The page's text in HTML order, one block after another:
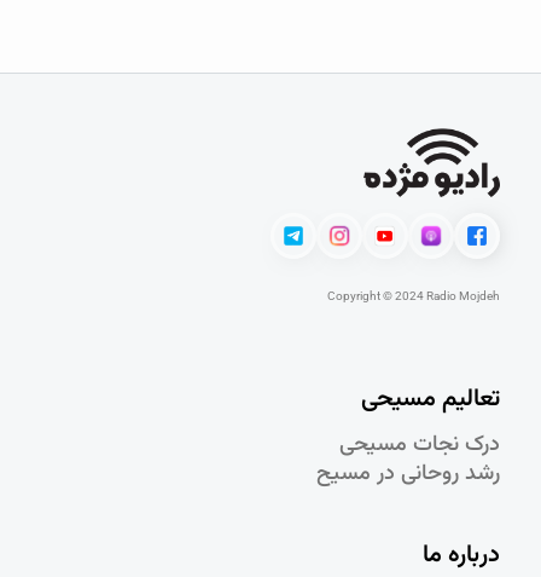
Copyright © 2024 Radio Mojdeh
تعالیم مسیحی
درک نجات مسيحی
رشد روحانی در مسيح
درباره ما